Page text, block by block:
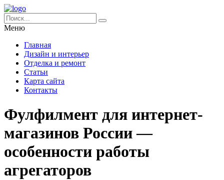
Меню
Главная
Дизайн и интерьер
Отделка и ремонт
Статьи
Карта сайта
Контакты
Фулфилмент для интернет-
магазинов России —
особенности работы
агрегаторов